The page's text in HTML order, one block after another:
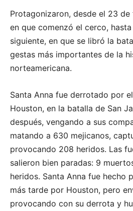
Protagonizaron, desde el 23
en que comenzó el cerco,
siguiente, en que se libró la
gestas más importantes de la
norteamericana.
Santa Anna fue derrotado por
Houston, en la batalla de San
después, vengando a sus
matando a 630 mejicanos,
provocando 208 heridos. Las
salieron bien paradas: 9
heridos. Santa Anna fue hecho
más tarde por Houston, pero
provocando con su derrota y